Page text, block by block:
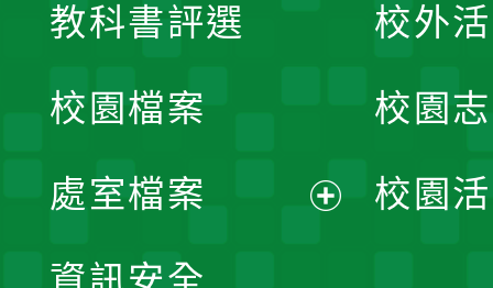
單
教科書評選
校園檔案
處室檔案
資訊安全
校外
校園
校園